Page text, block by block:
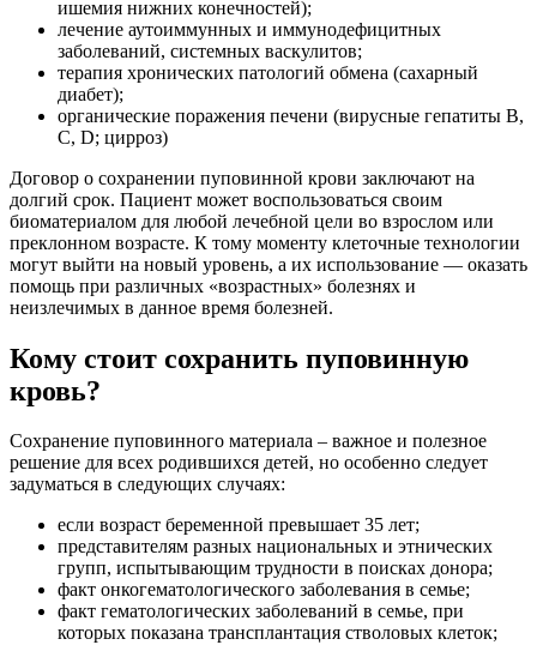
ишемия нижних конечностей);
лечение аутоиммунных и иммунодефицитных
заболеваний, системных васкулитов;
терапия хронических патологий обмена (сахарный
диабет);
органические поражения печени (вирусные гепатиты В,
С, D; цирроз)
Договор о сохранении пуповинной крови заключают на
долгий срок. Пациент может воспользоваться своим
биоматериалом для любой лечебной цели во взрослом или
преклонном возрасте. К тому моменту клеточные технологии
могут выйти на новый уровень, а их использование — оказать
помощь при различных «возрастных» болезнях и
неизлечимых в данное время болезней.
Кому стоит сохранить пуповинную
кровь?
Сохранение пуповинного материала – важное и полезное
решение для всех родившихся детей, но особенно следует
задуматься в следующих случаях:
если возраст беременной превышает 35 лет;
представителям разных национальных и этнических
групп, испытывающим трудности в поисках донора;
факт онкогематологического заболевания в семье;
факт гематологических заболеваний в семье, при
которых показана трансплантация стволовых клеток;